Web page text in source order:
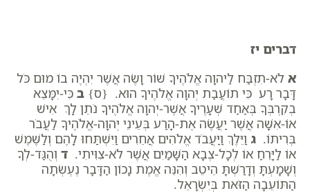
דברים יז
א לֹא-תִזְבַּח לַיהוָה אֱלֹהֶיךָ שׁוֹר וָשֶׂה אֲשֶׁר יִהְיֶה בוֹ מוּם כֹּל
דָּבָר רָע כִּי תוֹעֲבַת יְהוָה אֱלֹהֶיךָ הוּא. {ס} ב כִּי-יִמָּצֵא
בְקִרְבְּךָ בְּאַחַד שְׁעָרֶיךָ אֲשֶׁר-יְהוָה אֱלֹהֶיךָ נֹתֵן לָךְ אִישׁ
אוֹ-אִשָּׁה אֲשֶׁר יַעֲשֶׂה אֶת-הָרַע בְּעֵינֵי יְהוָה-אֱלֹהֶיךָ לַעֲבֹר
בְּרִיתוֹ. ג וַיֵּלֶךְ וַיַּעֲבֹד אֱלֹהִים אֲחֵרִים וַיִּשְׁתַּחוּ לָהֶם וְלַשֶּׁמֶשׁ
אוֹ לַיָּרֵחַ אוֹ לְכָל-צְבָא הַשָּׁמַיִם אֲשֶׁר לֹא-צִוִּיתִי. ד וְהֻגַּד-לְךָ
וְשָׁמָעְתָּ וְדָרַשְׁתָּ הֵיטֵב וְהִנֵּה אֱמֶת נָכוֹן הַדָּבָר נֶעֶשְׂתָה
הַתּוֹעֵבָה הַזֹּאת בְּיִשְׂרָאֵל.